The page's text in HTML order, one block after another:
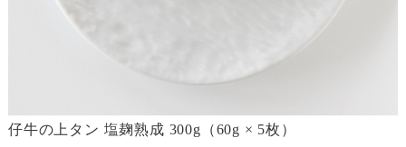
仔牛の上タン 塩麹熟成 300g（60g × 5枚）